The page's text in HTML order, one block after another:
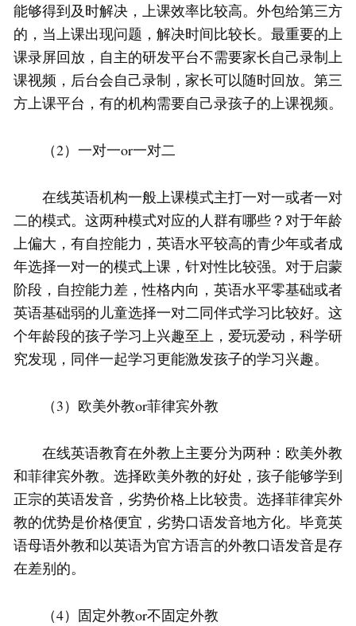
能够得到及时解决，上课效率比较高。外包给第三方
的，当上课出现问题，解决时间比较长。最重要的上
课录屏回放，自主的研发平台不需要家长自己录制上
课视频，后台会自己录制，家长可以随时回放。第三
方上课平台，有的机构需要自己录孩子的上课视频。
（2）一对一or一对二
在线英语机构一般上课模式主打一对一或者一对
二的模式。这两种模式对应的人群有哪些？对于年龄
上偏大，有自控能力，英语水平较高的青少年或者成
年选择一对一的模式上课，针对性比较强。对于启蒙
阶段，自控能力差，性格内向，英语水平零基础或者
英语基础弱的儿童选择一对二同伴式学习比较好。这
个年龄段的孩子学习上兴趣至上，爱玩爱动，科学研
究发现，同伴一起学习更能激发孩子的学习兴趣。
（3）欧美外教or菲律宾外教
在线英语教育在外教上主要分为两种：欧美外教
和菲律宾外教。选择欧美外教的好处，孩子能够学到
正宗的英语发音，劣势价格上比较贵。选择菲律宾外
教的优势是价格便宜，劣势口语发音地方化。毕竟英
语母语外教和以英语为官方语言的外教口语发音是存
在差别的。
（4）固定外教or不固定外教